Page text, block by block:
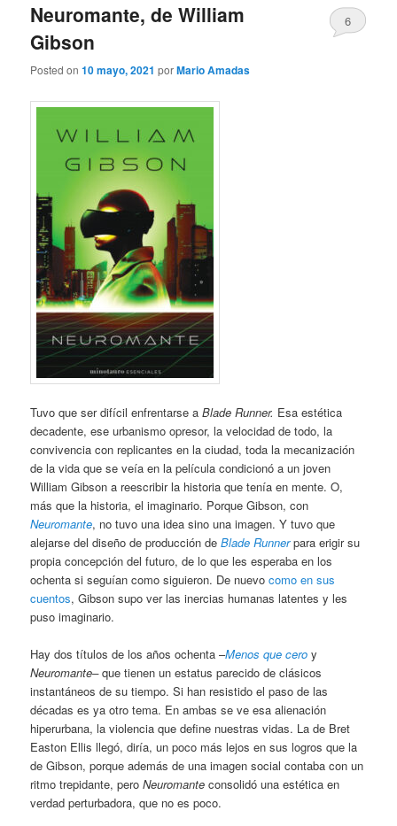
Neuromante, de William
Gibson
Posted on10 mayo, 2021 porMario Amadas
6
Tuvo que ser difícil enfrentarse aBlade Runner. Esa estética
decadente, ese urbanismo opresor, la velocidad de todo, la
convivencia con replicantes en la ciudad, toda la mecanización
de la vida que se veía en la película condicionó a un joven
William Gibson a reescribir la historia que tenía en mente. O,
más que la historia, el imaginario. Porque Gibson, con
Neuromante, no tuvo una idea sino una imagen. Y tuvo que
alejarse del diseño de producción deBlade Runnerpara erigir su
propia concepción del futuro, de lo que les esperaba en los
ochenta si seguían como siguieron. De nuevocomo en sus
cuentos, Gibson supo ver las inercias humanas latentes y les
puso imaginario.
Hay dos títulos de los años ochenta –Menos que cero y
Neuromante–que tienen un estatus parecido de clásicos
instantáneos de su tiempo. Si han resistido el paso de las
décadas es ya otro tema. En ambas se ve esa alienación
hiperurbana, la violencia que define nuestras vidas. La de Bret
Easton Ellis llegó, diría, un poco más lejos en sus logros que la
de Gibson, porque además de una imagen social contaba con un
ritmo trepidante, peroNeuromante consolidó una estética en
verdad perturbadora, que no es poco.